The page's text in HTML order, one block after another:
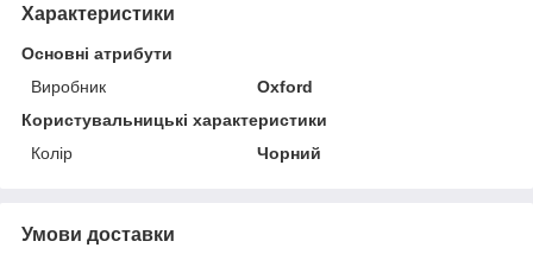
Характеристики
Основні атрибути
Виробник
Oxford
Користувальницькі характеристики
Колір
Чорний
Умови доставки